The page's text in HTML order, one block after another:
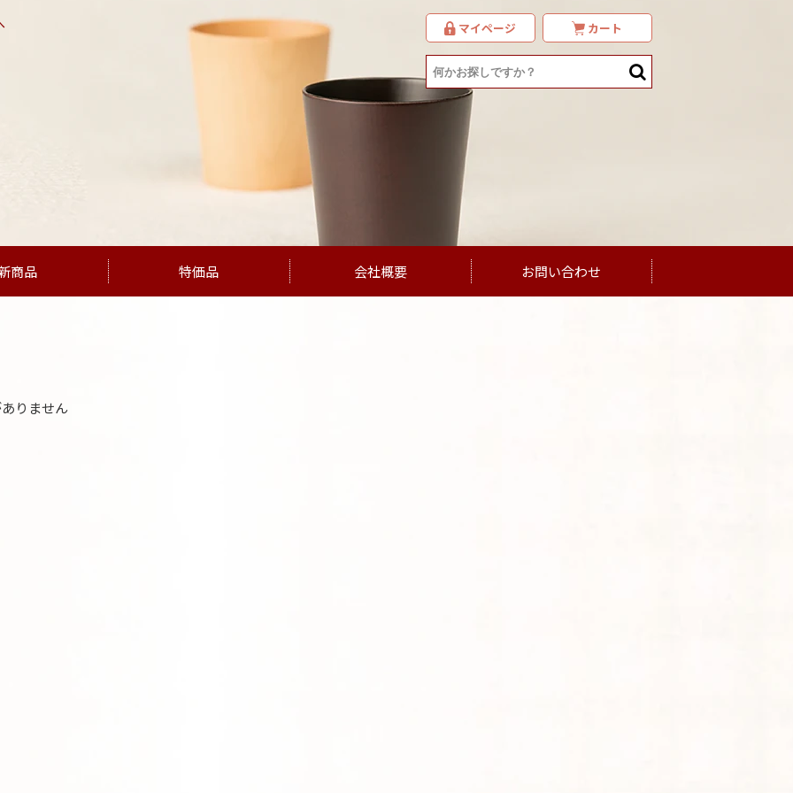
マイページ カート
商品 特価品 会社概要 お問い合わせ
りません